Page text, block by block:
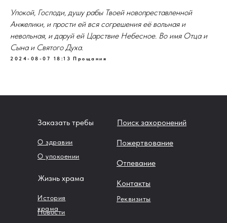
Упокой, Господи, душу рабы Твоей новопреставленной
Анжелики, и прости ей вся согрешения её вольная и
невольная, и даруй ей Царствие Небесное. Во имя Отца и
Сына и Святого Духа.
2024-08-07 18:13 Прощания
Заказать требы
О здравии
О упокоении
Жизнь храма
История
храма
Новости
Контакты
Реквизиты
Поиск захоронений
Пожертвование
Отпевание